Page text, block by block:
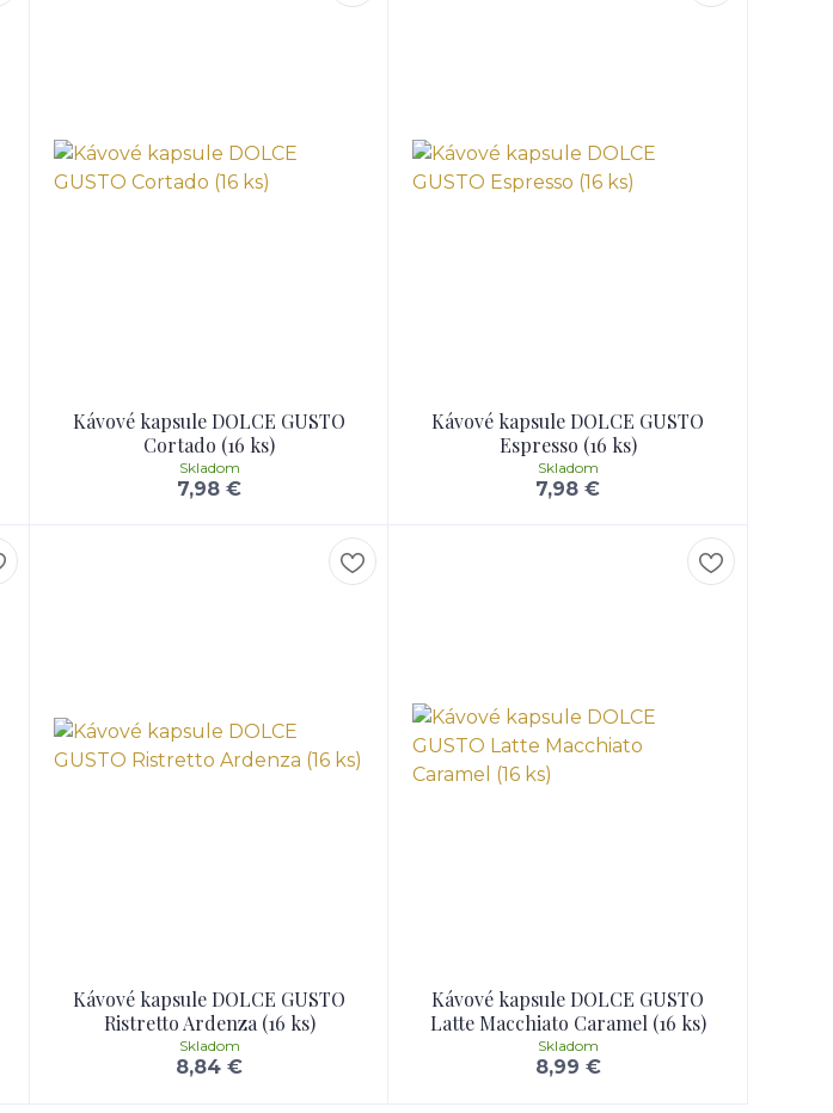
Kávové kapsule DOLCE GUSTO
Cortado (16 ks)
7,98 €
Skladom
Kávové kapsule DOLCE GUSTO
Espresso (16 ks)
7,98 €
Skladom
Kávové kapsule DOLCE GUSTO
Ristretto Ardenza (16 ks)
8,84 €
Skladom
Kávové kapsule DOLCE GUSTO
Latte Macchiato Caramel (16 ks)
8,99 €
Skladom